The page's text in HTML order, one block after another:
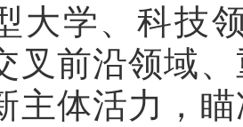
大学、科技
叉前沿领域
主体活力，